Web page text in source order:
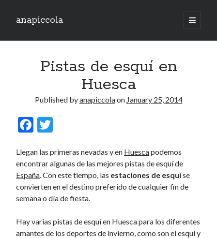
anapiccola
open
primary
Sidebar
Camino de Swingtiago ’19
Lo mejorcito de 2017. Vol II.
Lo mejor del 2017. Vol I.
June 2019
January 2018
December 2017
November 2017
January 2017
November 2016
Pistas de esquí en
Huesca
Published byanapiccolaon January 25, 2014
F
e
b
o
o
k
itt
er
Llegan las primeras nevadas y en Huescapodemos
encontrar algunas de las mejores pistas de esquí de
España. Con este tiempo, las estaciones de esquíse
convierten en el destino preferido de cualquier fin de
semana o día de fiesta.
Hay varias pistas de esquí en Huesca para los diferentes
amantes de los deportes de invierno, como son el esquí y